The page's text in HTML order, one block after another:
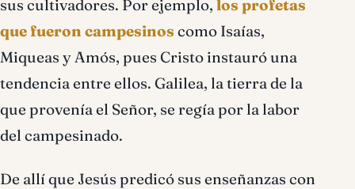
sus cultivadores. Por ejemplo, los profetas
que fueron campesinos como Isaías,
Miqueas y Amós, pues Cristo instauró una
tendencia entre ellos. Galilea, la tierra de la
que provenía el Señor, se regía por la labor
del campesinado.
De allí que Jesús predicó sus enseñanzas con